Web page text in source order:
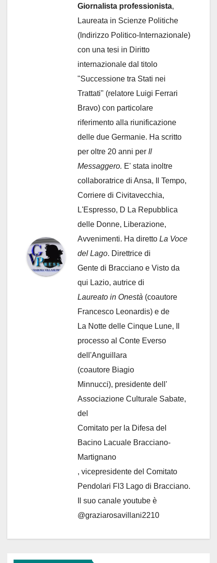
Giornalista professionista,
Laureata in Scienze Politiche
(Indirizzo Politico-Internazionale)
con una tesi in Diritto
internazionale dal titolo
"Successione tra Stati nei
Trattati" (relatore Luigi Ferrari
Bravo) con particolare
riferimento alla riunificazione
delle due Germanie. Ha scritto
per oltre 20 anni per Il
Messaggero. E' stata inoltre
collaboratrice di Ansa, Il Tempo,
Corriere di Civitavecchia,
L'Espresso, D La Repubblica
delle Donne, Liberazione,
Avvenimenti. Ha diretto La Voce
del Lago. Direttrice di
Gente di Bracciano e Visto da
qui Lazio, autrice di
Laureato in Onestà (coautore
Francesco Leonardis) e de
La Notte delle Cinque Lune, Il
processo al Conte Everso
dell'Anguillara
(coautore Biagio
Minnucci), presidente dell'
Associazione Culturale Sabate,
del
Comitato per la Difesa del
Bacino Lacuale Bracciano-
Martignano
, vicepresidente del Comitato
Pendolari Fl3 Lago di Bracciano.
Il suo canale youtube è
@graziarosavillani2210